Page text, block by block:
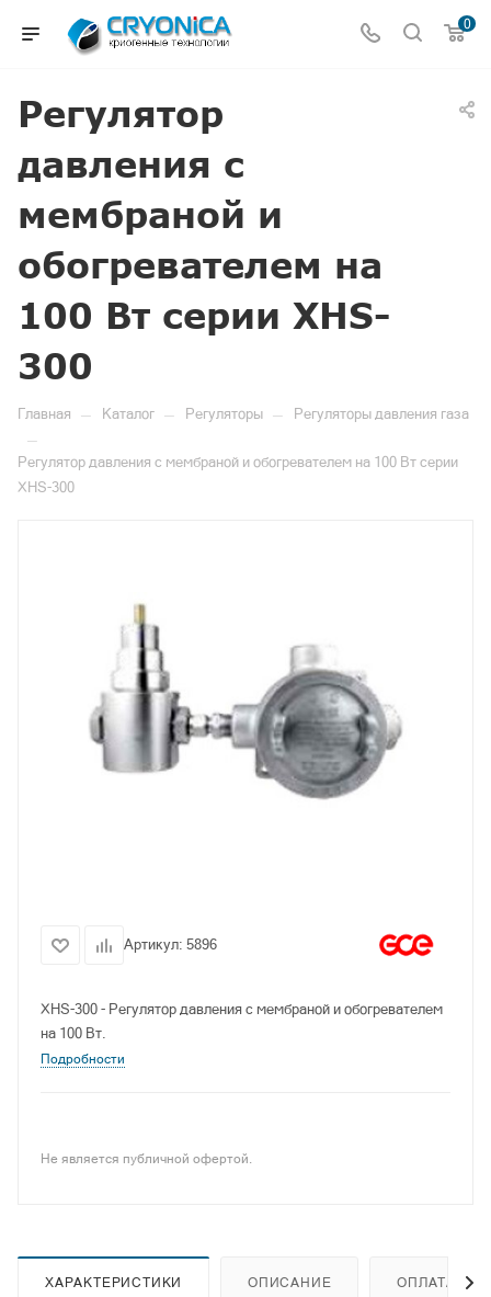
0
Регулятор
давления с
мембраной и
обогревателем на
100 Вт серии XHS-
300
Главная — Каталог — Регуляторы — Регуляторы давления газа
—
Регулятор давления с мембраной и обогревателем на 100 Вт серии
XHS-300
Артикул: 5896
XHS-300 - Регулятор давления с мембраной и обогревателем
на 100 Вт.
Подробности
Не является публичной офертой.
ХАРАКТЕРИСТИКИ ОПИСАНИЕ ОПЛАТА